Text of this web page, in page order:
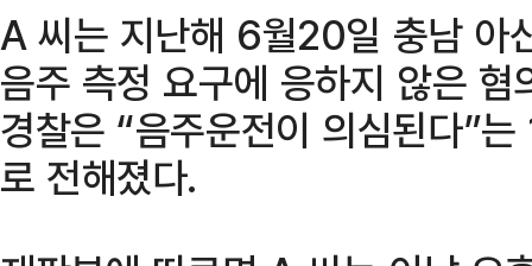
A 씨는 지난해 6월20일 충남 아
음주 측정 요구에 응하지 않은
경찰은 “음주운전이 의심된다”
로 전해졌다.